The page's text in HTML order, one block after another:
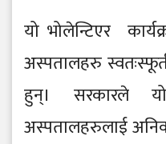
यो भोलेन्टिएर
अस्पतालहरु
हुन्। सरकारले
अस्पतालहरुलाई